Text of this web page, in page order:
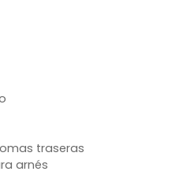
traseras
arnés